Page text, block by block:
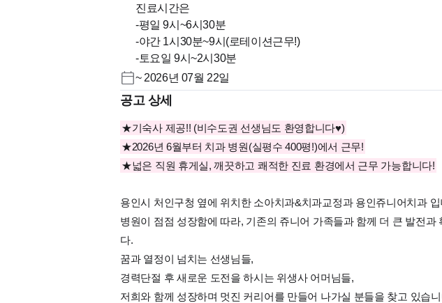
진료시간은
-평일 9시~6시30분
-야간 1시30분~9시(로테이션근무!)
-토요일 9시~2시30분
~ 2026년 07월 22일
공고 상세
★기숙사 제공!! (비수도권 선생님도 환영합니다♥)
★2026년 6월부터 치과 병원(실평수 400평!)에서 근무!
★넓은 직원 휴게실, 깨끗하고 쾌적한 진료 환경에서 근무 가능합니다!
용인시 처인구청 옆에 위치한 소아치과&치과교정과 용인쥬니어치과
병원이 점점 성장함에 따라, 기존의 쥬니어 가족들과 함께 더 큰 발전과
다.
꿈과 열정이 넘치는 선생님들,
경력단절 후 새로운 도전을 하시는 위생사 어머님들,
저희와 함께 성장하며 멋진 커리어를 만들어 나가실 분들을 찾고 있습